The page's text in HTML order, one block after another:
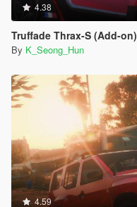
4.38
Truffade Thrax-S (Add-on)
By K_Seong_Hun
4.59